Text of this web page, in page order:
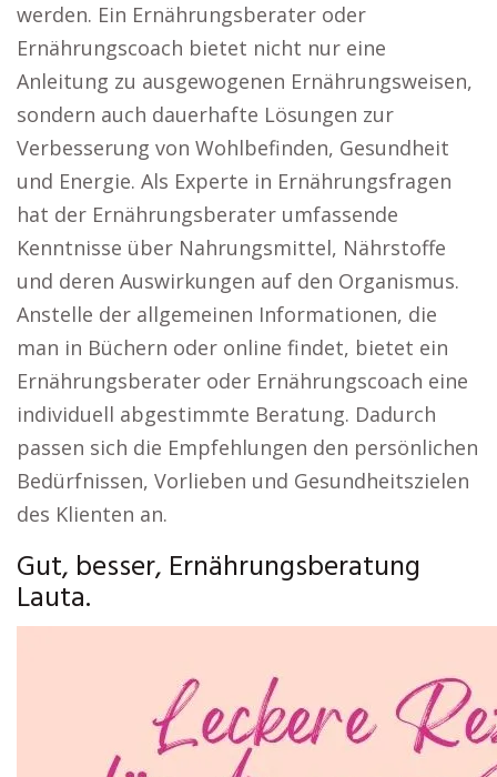
werden. Ein Ernährungsberater oder
Ernährungscoach bietet nicht nur eine
Anleitung zu ausgewogenen Ernährungsweisen,
sondern auch dauerhafte Lösungen zur
Verbesserung von Wohlbefinden, Gesundheit
und Energie. Als Experte in Ernährungsfragen
hat der Ernährungsberater umfassende
Kenntnisse über Nahrungsmittel, Nährstoffe
und deren Auswirkungen auf den Organismus.
Anstelle der allgemeinen Informationen, die
man in Büchern oder online findet, bietet ein
Ernährungsberater oder Ernährungscoach eine
individuell abgestimmte Beratung. Dadurch
passen sich die Empfehlungen den persönlichen
Bedürfnissen, Vorlieben und Gesundheitszielen
des Klienten an.
Gut, besser, Ernährungsberatung
Lauta.